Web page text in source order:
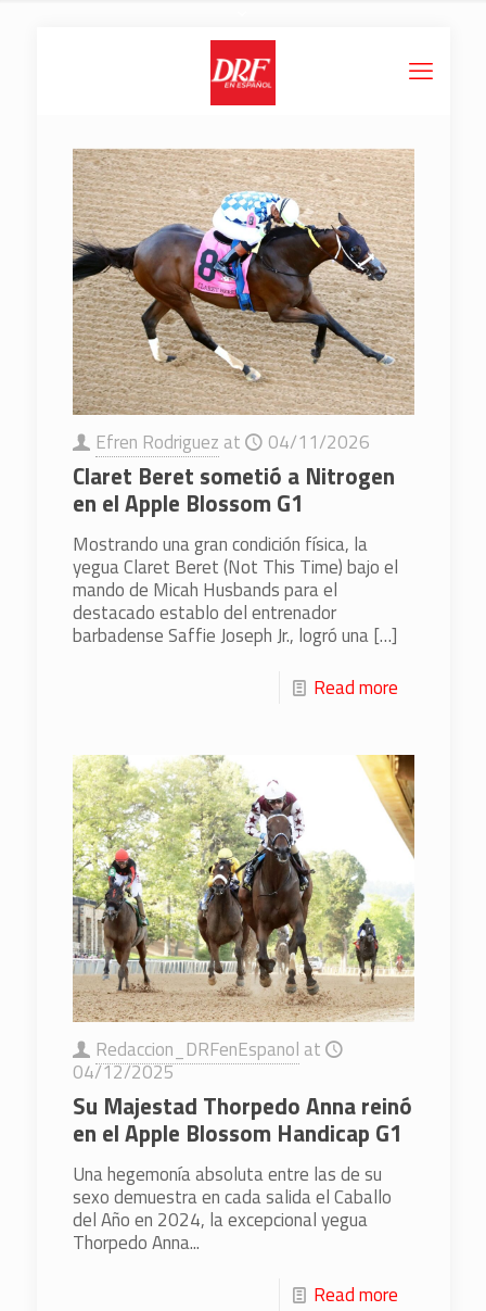
Efren Rodriguez at 04/11/2026
Claret Beret sometió a Nitrogen
en el Apple Blossom G1
Mostrando una gran condición física, la
yegua Claret Beret (Not This Time) bajo el
mando de Micah Husbands para el
destacado establo del entrenador
barbadense Saffie Joseph Jr., logró una[…]
Read more
Redaccion_DRFenEspanol at
04/12/2025
Su Majestad Thorpedo Anna reinó
en el Apple Blossom Handicap G1
Una hegemonía absoluta entre las de su
sexo demuestra en cada salida el Caballo
del Año en 2024, la excepcional yegua
Thorpedo Anna...
Read more